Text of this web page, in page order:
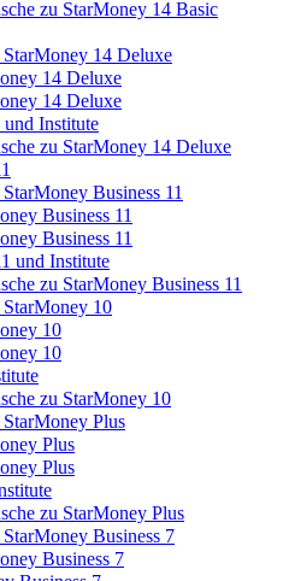
zu StarMoney 14 Basic
14 Deluxe
14 Deluxe
14 Deluxe
Institute
zu StarMoney 14 Deluxe
Business 11
Business 11
Business 11
und Institute
zu StarMoney Business 11
10
10
10
zu StarMoney 10
Plus
Plus
Plus
zu StarMoney Plus
Business 7
Business 7